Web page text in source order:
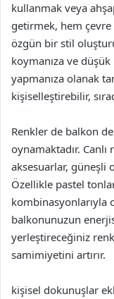
kullanmak veya
getirmek, hem
özgün bir stil
koymanıza ve
yapmanıza olanak
kişiselleştirebilir,
Renkler de balkon
oynamaktadır.
aksesuarlar, güneşli
Özellikle pastel
kombinasyonlarıyla
balkonunuzun
yerleştireceğiniz
samimiyetini artırır.
kişisel dokunuşlar